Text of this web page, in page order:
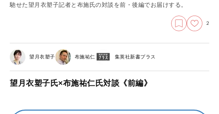
馳せた望月衣塑子記者と布施氏の対談を前・後編でお届けする。
2
望月衣塑子 布施祐仁 集英社新書プラス
望月衣塑子氏×布施祐仁氏対談《前編》